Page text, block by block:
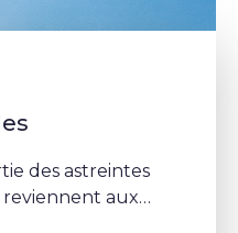
des astreintes
reviennent aux